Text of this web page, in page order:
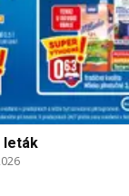
leták